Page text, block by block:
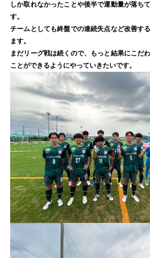
しか取れなかったことや後半で運動量が落ち
す。
チームとしても終盤での連続失点など改善す
ます。
まだリーグ戦は続くので、もっと結果にこだ
ことができるようにやっていきたいです。